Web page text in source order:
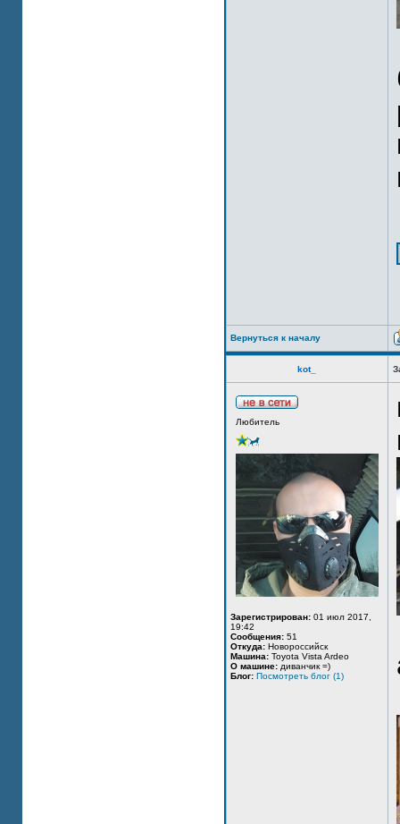
Вернуться к началу
kot_
Любитель
Зарегистрирован: 01 июл 2017,
19:42
Сообщения: 51
Откуда: Новороссийск
Машина: Toyota Vista Ardeo
О машине: диванчик =)
Блог: Посмотреть блог (1)